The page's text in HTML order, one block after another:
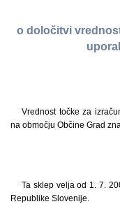
o določitvi
Vrednost točke za
na območju Občine Grad
Ta sklep velja od 1. 7.
Republike Slovenije.